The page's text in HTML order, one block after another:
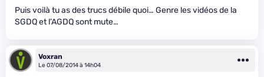
Puis voilà tu as des trucs débile quoi… Genre les vidéos de la
SGDQ et l’AGDQ sont mute…
Voxran
Le 07/08/2014 à 14h04